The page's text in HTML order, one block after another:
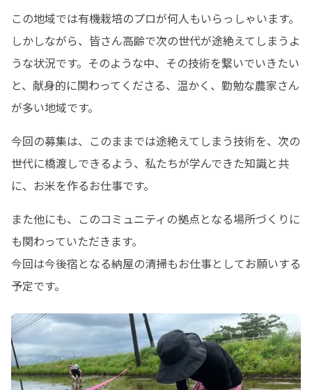
この地域では有機栽培のプロが何人もいらっしゃいます。
しかしながら、皆さん高齢で次の世代が途絶えてしまうよ
うな状況です。そのような中、その技術を繋いでいきたい
と、献身的に関わってくださる、温かく、勤勉な農家さん
が多い地域です。
今回の募集は、このままでは途絶えてしまう技術を、次の
世代に橋渡しできるよう、私たちが学んできた知識と共
に、お米を作るお仕事です。
また他にも、このコミュニティの拠点となる場所づくりに
も関わっていただきます。
今回は今後宿となる納屋の清掃もお仕事としてお願いする
予定です。